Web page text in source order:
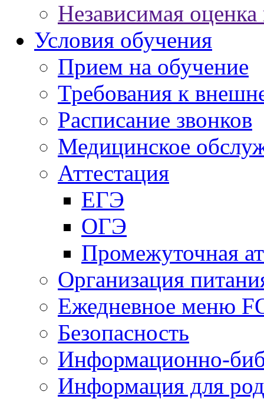
Независимая оценка
Условия обучения
Прием на обучение
Требования к
Расписание звонков
Медицинское
Аттестация
ЕГЭ
ОГЭ
Промежуточная
Организация
Ежедневное меню
Безопасность
Информационно-
Информация для